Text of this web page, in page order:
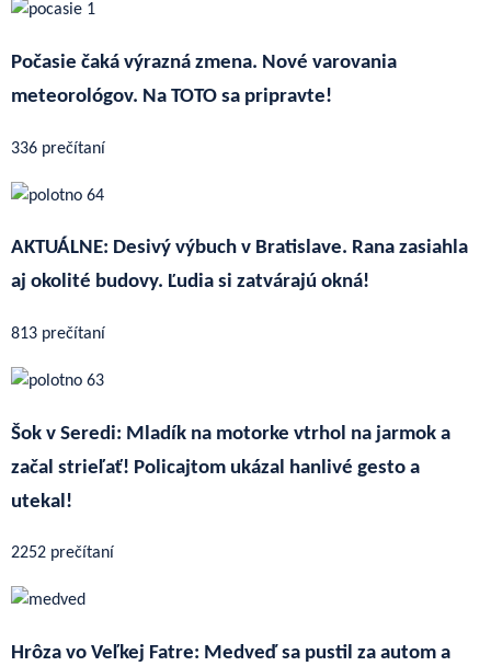
Počasie čaká výrazná zmena. Nové varovania
meteorológov. Na TOTO sa pripravte!
336 prečítaní
AKTUÁLNE: Desivý výbuch v Bratislave. Rana zasiahla
aj okolité budovy. Ľudia si zatvárajú okná!
813 prečítaní
Šok v Seredi: Mladík na motorke vtrhol na jarmok a
začal strieľať! Policajtom ukázal hanlivé gesto a
utekal!
2252 prečítaní
Hrôza vo Veľkej Fatre: Medveď sa pustil za autom a